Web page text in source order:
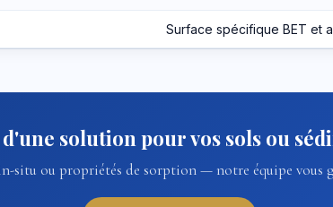
Surface spécifique BET et
solution pour vos sols ou
situ ou propriétés de sorption — notre équipe vous